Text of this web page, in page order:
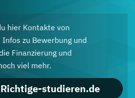
hier Kontakte von
zu Bewerbung und
Finanzierung und
viel mehr.
studieren.de